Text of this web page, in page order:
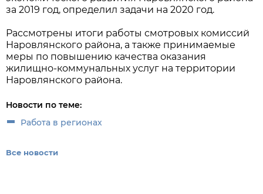
за 2019 год, определил задачи на 2020 год.
Рассмотрены итоги работы смотровых комиссий
Наровлянского района, а также принимаемые
меры по повышению качества оказания
жилищно-коммунальных услуг на территории
Наровлянского района.
Новости по теме:
Работа в регионах
Все новости